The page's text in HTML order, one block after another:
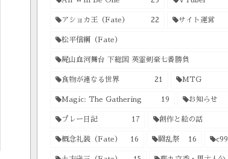
アショカ王（Fate） 22 サイト運営
松平信綱（Fate）
屍山血河舞台 下総国 英霊剣豪七番勝負
食物が連なる世界 21 MTG
Magic: The Gathering 19 お知らせ
プレー日記 17 創作と絵の話
概念礼装（Fate） 16 闘乱祭 16 c99